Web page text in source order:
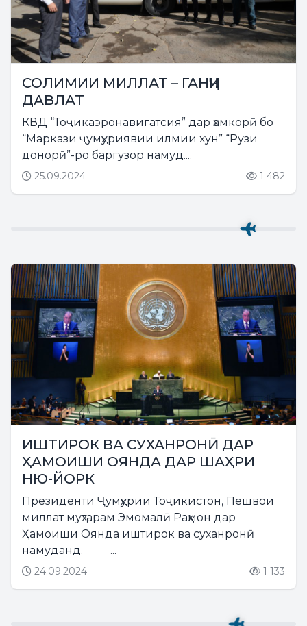
СОЛИМИИ МИЛЛАТ – ГАНҶИ
ДАВЛАТ
КВД “Тоҷикаэронавигатсия” дар ҳамкорӣ бо
“Маркази ҷумҳуриявии илмии хун” “Рузи
донорӣ”-ро баргузор намуд....
25.09.2024 1 482
ИШТИРОК ВА СУХАНРОНӢ ДАР
ҲАМОИШИ ОЯНДА ДАР ШАҲРИ
НЮ-ЙОРК
Президенти Ҷумҳурии Тоҷикистон, Пешвои
миллат муҳтарам Эмомалӣ Раҳмон дар
Ҳамоиши Оянда иштирок ва суханронӣ
намуданд. ...
24.09.2024 1 133